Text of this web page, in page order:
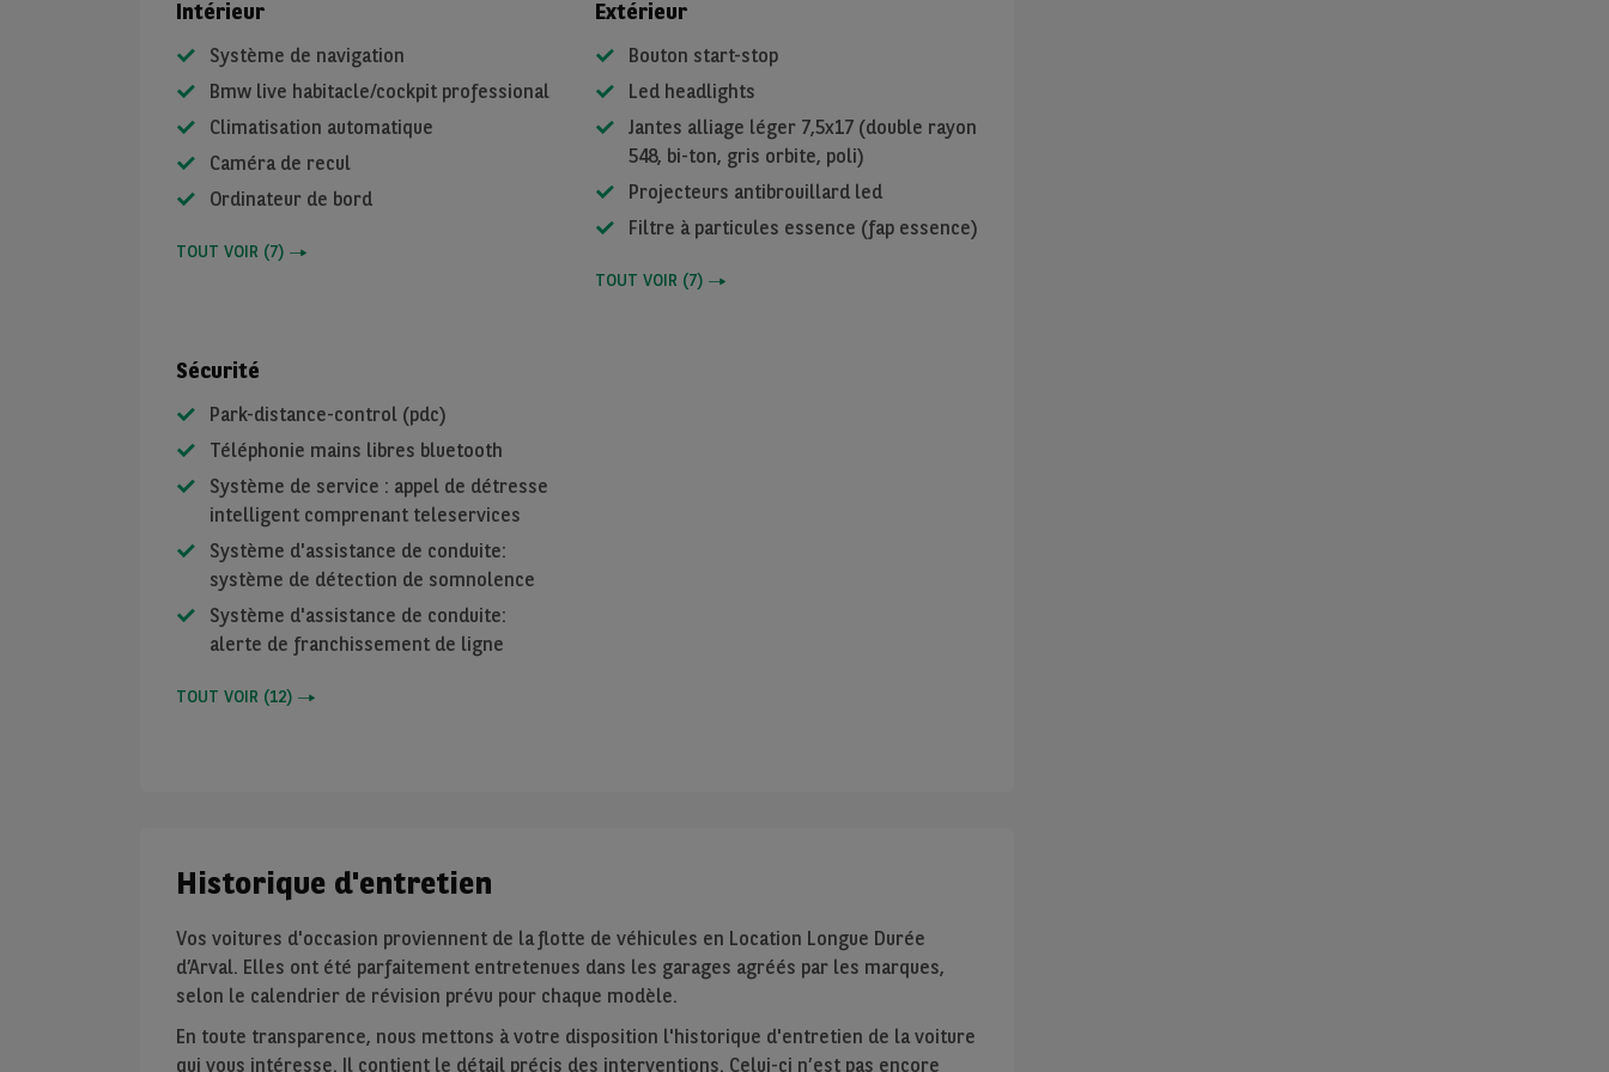
Intérieur
Système de navigation
Bmw live habitacle/cockpit professional
Climatisation automatique
Caméra de recul
Ordinateur de bord
TOUT VOIR (7)
Extérieur
Bouton start-stop
Led headlights
Jantes alliage léger 7,5x17 (double rayon
548, bi-ton, gris orbite, poli)
Projecteurs antibrouillard led
Filtre à particules essence (fap essence)
TOUT VOIR (7)
Sécurité
Park-distance-control (pdc)
Téléphonie mains libres bluetooth
Système de service : appel de détresse
intelligent comprenant teleservices
Système d'assistance de conduite:
système de détection de somnolence
Système d'assistance de conduite:
alerte de franchissement de ligne
TOUT VOIR (12)
Historique d'entretien
Vos voitures d'occasion proviennent de la flotte de véhicules en Location Longue Durée
d’Arval. Elles ont été parfaitement entretenues dans les garages agréés par les marques,
selon le calendrier de révision prévu pour chaque modèle.
En toute transparence, nous mettons à votre disposition l'historique d'entretien de la voiture
qui vous intéresse. Il contient le détail précis des interventions. Celui-ci n’est pas encore